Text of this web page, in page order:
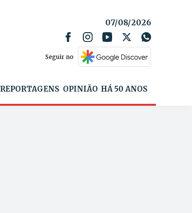
07/08/2026
Seguir no
REPORTAGENS OPINIÃO HÁ 50 ANOS